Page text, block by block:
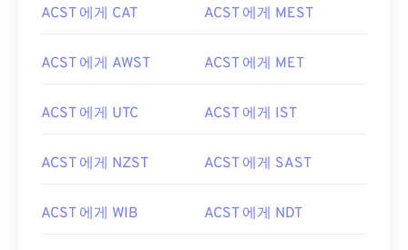
ACST 에게 CAT ACST 에게 MEST
ACST 에게 AWST ACST 에게 MET
ACST 에게 UTC ACST 에게 IST
ACST 에게 NZST ACST 에게 SAST
ACST 에게 WIB ACST 에게 NDT